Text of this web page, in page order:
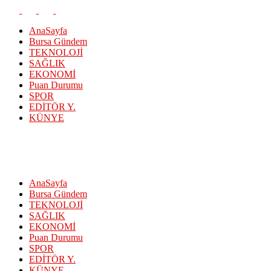
AnaSayfa
Bursa Gündem
TEKNOLOJİ
SAĞLIK
EKONOMİ
Puan Durumu
SPOR
EDİTÖR Y.
KÜNYE
AnaSayfa
Bursa Gündem
TEKNOLOJİ
SAĞLIK
EKONOMİ
Puan Durumu
SPOR
EDİTÖR Y.